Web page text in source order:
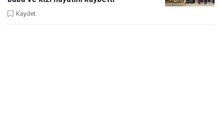
Kaydet